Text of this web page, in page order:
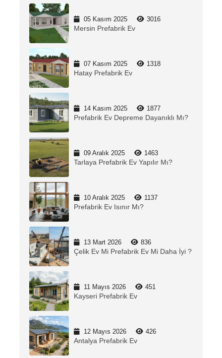
05 Kasım 2025 3016
Mersin Prefabrik Ev
07 Kasım 2025 1318
Hatay Prefabrik Ev
14 Kasım 2025 1877
Prefabrik Ev Depreme Dayanıklı Mı?
09 Aralık 2025 1463
Tarlaya Prefabrik Ev Yapılır Mı?
10 Aralık 2025 1137
Prefabrik Ev Isınır Mı?
13 Mart 2026 836
Çelik Ev Mi Prefabrik Ev Mi Daha İyi ?
11 Mayıs 2026 451
Kayseri Prefabrik Ev
12 Mayıs 2026 426
Antalya Prefabrik Ev